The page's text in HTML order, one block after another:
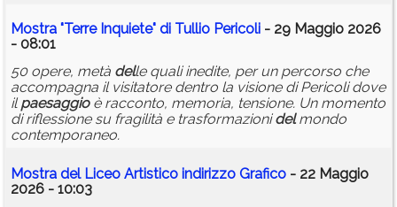
Mostra "Terre Inquiete" di Tullio Pericoli - 29 Maggio 2026
- 08:01
50 opere, metà delle quali inedite, per un percorso che
accompagna il visitatore dentro la visione di Pericoli dove
ilpaesaggioè racconto, memoria, tensione. Un momento
di riflessione su fragilità e trasformazionidelmondo
contemporaneo.
Mostra delLiceo Artistico indirizzo Grafico - 22 Maggio
2026 - 10:03